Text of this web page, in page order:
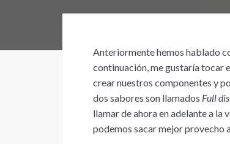
Anteriormente hemos hablado
continuación, me gustaría tocar
crear nuestros componentes y
dos sabores son llamados Full
llamar de ahora en adelante a la
podemos sacar mejor provecho